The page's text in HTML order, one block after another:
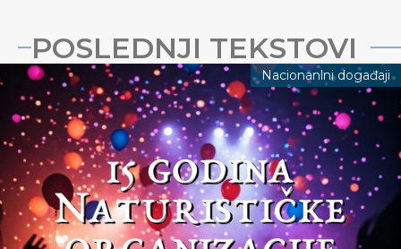
POSLEDNJI TEKSTOVI
Nacionanlni događaji